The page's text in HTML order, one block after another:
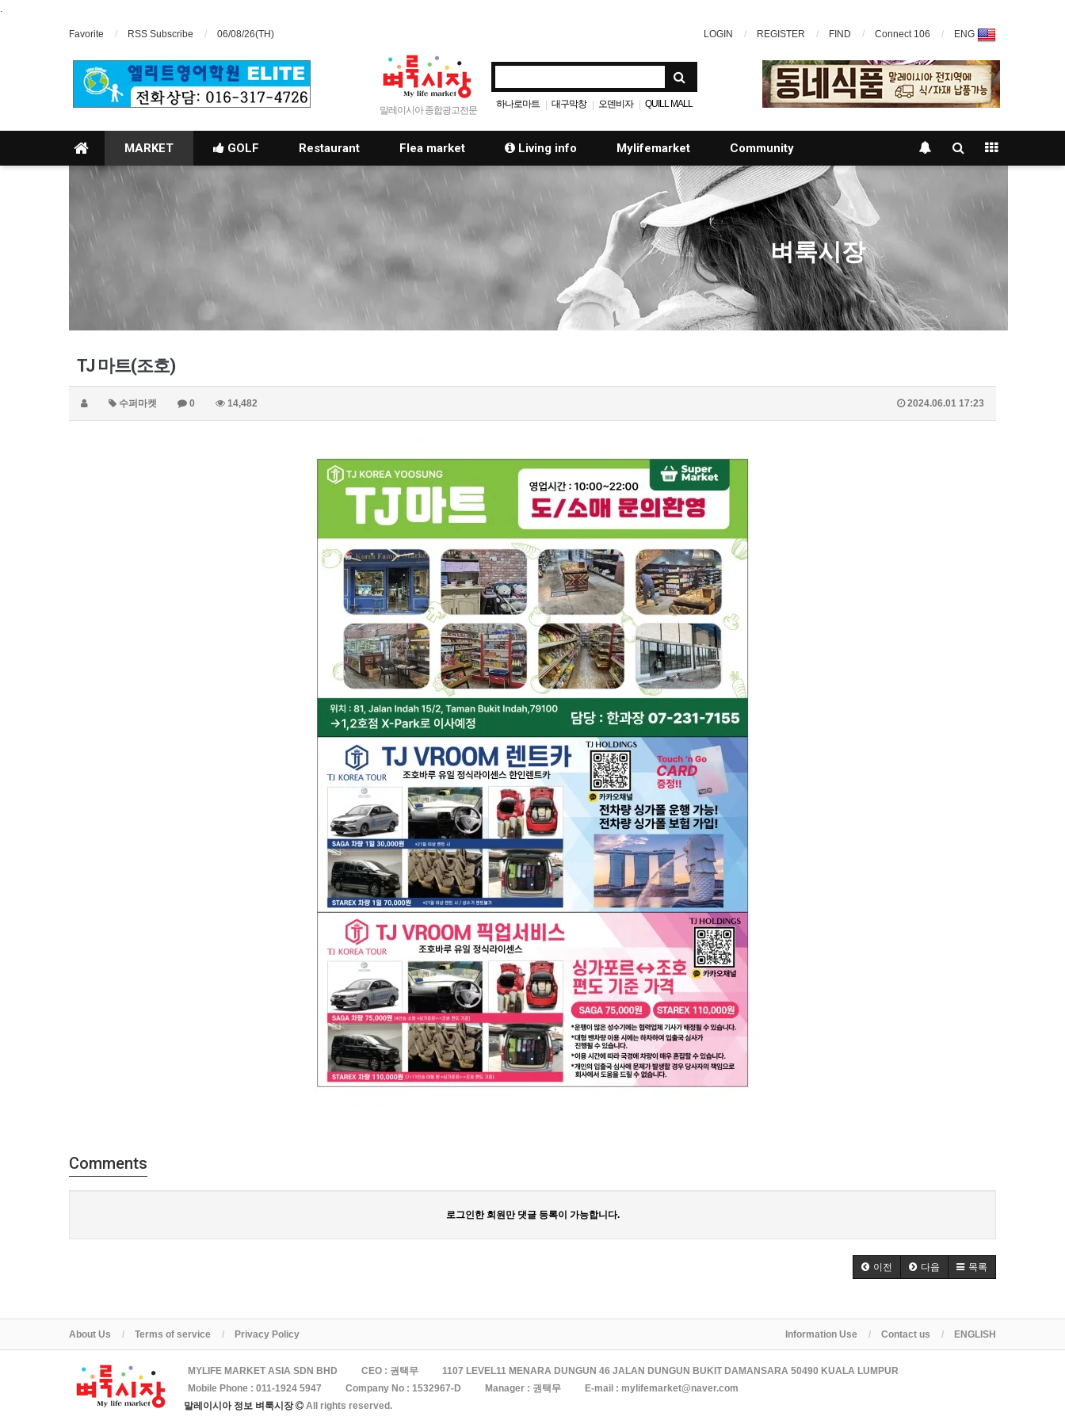
.
Favorite RSS Subscribe 06/08/26(TH) LOGIN REGISTER FIND Connect 106 ENG
말레이시아 종합광고전문
하나로마트 | 대구막창 | 오덴비자 | QUILL MALL
MARKET GOLF Restaurant Flea market Living info Mylifemarket Community
벼룩시장
TJ 마트(조호)
수퍼마켓 0 14,482 2024.06.01 17:23
Comments
로그인한 회원만 댓글 등록이 가능합니다.
이전 다음 목록
About Us Terms of service Privacy Policy Information Use Contact us ENGLISH
MYLIFE MARKET ASIA SDN BHD CEO : 권택무
1107 LEVEL11 MENARA DUNGUN 46 JALAN DUNGUN BUKIT DAMANSARA 50490 KUALA LUMPUR
Mobile Phone : 011-1924 5947 Company No : 1532967-D Manager : 권택무 E-mail : mylifemarket@naver.com
말레이시아 정보 벼룩시장
All rights reserved.